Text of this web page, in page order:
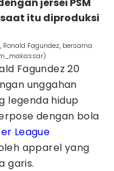
itu diproduksi
Fagundez, bersama
Fagundez 20
unggahan
legenda hidup
dengan bola
League
apparel yang
garis.